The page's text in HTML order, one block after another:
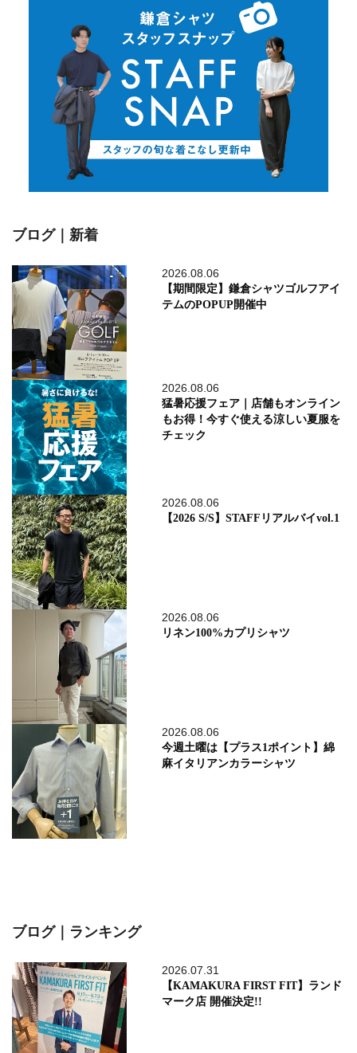
ブログ｜新着
2026.08.06
【期間限定】鎌倉シャツゴルフアイ
テムのPOPUP開催中
2026.08.06
猛暑応援フェア｜店舗もオンライン
もお得！今すぐ使える涼しい夏服を
チェック
2026.08.06
【2026 S/S】STAFFリアルバイvol.1
2026.08.06
リネン100%カプリシャツ
2026.08.06
今週土曜は【プラス1ポイント】綿
麻イタリアンカラーシャツ
ブログ｜ランキング
2026.07.31
【KAMAKURA FIRST FIT】ランド
マーク店 開催決定!!